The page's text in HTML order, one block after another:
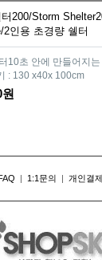
200/Storm
2인용 초경량 쉘터
10초 안에 만들어지
: 130 x40x 100cm
| 1:1문의 | 개인결제